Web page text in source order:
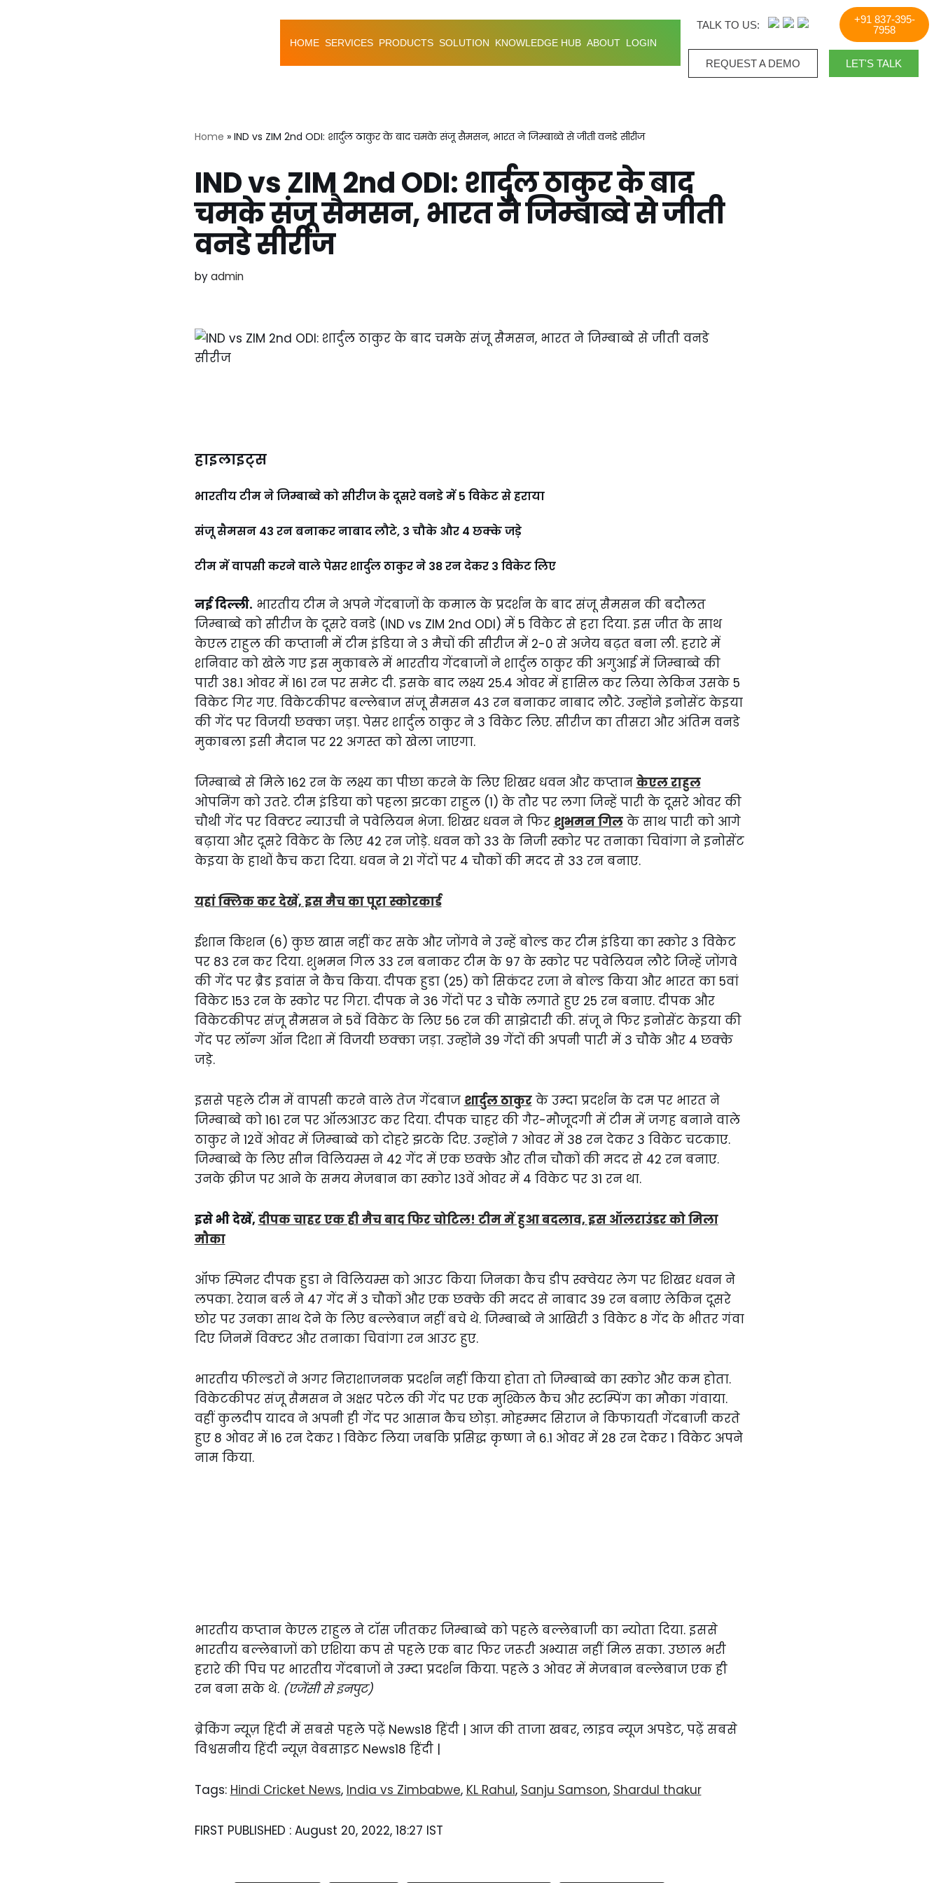
HOME SERVICES PRODUCTS SOLUTION KNOWLEDGE HUB ABOUT LOGIN
TALK TO US:
+91 837-395-
7958
REQUEST A DEMO​ LET'S TALK
Home » IND vs ZIM 2nd ODI: शार्दुल ठाकुर के बाद चमके संजू सैमसन, भारत ने जिम्बाब्वे से जीती वनडे सीरीज
IND vs ZIM 2nd ODI: शार्दुल ठाकुर के बाद
चमके संजू सैमसन, भारत ने जिम्बाब्वे से जीती
वनडे सीरीज
byadmin
हाइलाइट्स
भारतीय टीम ने जिम्बाब्वे को सीरीज के दूसरे वनडे में 5 विकेट से हराया
संजू सैमसन 43 रन बनाकर नाबाद लौटे, 3 चौके और 4 छक्के जड़े
टीम में वापसी करने वाले पेसर शार्दुल ठाकुर ने 38 रन देकर 3 विकेट लिए
नई दिल्ली. भारतीय टीम ने अपने गेंदबाजों के कमाल के प्रदर्शन के बाद संजू सैमसन की बदौलत
जिम्बाब्वे को सीरीज के दूसरे वनडे (IND vs ZIM 2nd ODI) में 5 विकेट से हरा दिया. इस जीत के साथ
केएल राहुल की कप्तानी में टीम इंडिया ने 3 मैचों की सीरीज में 2-0 से अजेय बढ़त बना ली. हरारे में
शनिवार को खेले गए इस मुकाबले में भारतीय गेंदबाजों ने शार्दुल ठाकुर की अगुआई में जिम्बाब्वे की
पारी 38.1 ओवर में 161 रन पर समेट दी. इसके बाद लक्ष्य 25.4 ओवर में हासिल कर लिया लेकिन उसके 5
विकेट गिर गए. विकेटकीपर बल्लेबाज संजू सैमसन 43 रन बनाकर नाबाद लौटे. उन्होंने इनोसेंट केइया
की गेंद पर विजयी छक्का जड़ा. पेसर शार्दुल ठाकुर ने 3 विकेट लिए. सीरीज का तीसरा और अंतिम वनडे
मुकाबला इसी मैदान पर 22 अगस्त को खेला जाएगा.
जिम्बाब्वे से मिले 162 रन के लक्ष्य का पीछा करने के लिए शिखर धवन और कप्तान केएल राहुल
ओपनिंग को उतरे. टीम इंडिया को पहला झटका राहुल (1) के तौर पर लगा जिन्हें पारी के दूसरे ओवर की
चौथी गेंद पर विक्टर न्याउची ने पवेलियन भेजा. शिखर धवन ने फिर शुभमन गिलके साथ पारी को आगे
बढ़ाया और दूसरे विकेट के लिए 42 रन जोड़े. धवन को 33 के निजी स्कोर पर तनाका चिवांगा ने इनोसेंट
केइया के हाथों कैच करा दिया. धवन ने 21 गेंदों पर 4 चौकों की मदद से 33 रन बनाए.
यहां क्लिक कर देखें, इस मैच का पूरा स्कोरकार्ड
ईशान किशन (6) कुछ खास नहीं कर सके और जोंगवे ने उन्हें बोल्ड कर टीम इंडिया का स्कोर 3 विकेट
पर 83 रन कर दिया. शुभमन गिल 33 रन बनाकर टीम के 97 के स्कोर पर पवेलियन लौटे जिन्हें जोंगवे
की गेंद पर ब्रैड इवांस ने कैच किया. दीपक हुडा (25) को सिकंदर रजा ने बोल्ड किया और भारत का 5वां
विकेट 153 रन के स्कोर पर गिरा. दीपक ने 36 गेंदों पर 3 चौके लगाते हुए 25 रन बनाए. दीपक और
विकेटकीपर संजू सैमसन ने 5वें विकेट के लिए 56 रन की साझेदारी की. संजू ने फिर इनोसेंट केइया की
गेंद पर लॉन्ग ऑन दिशा में विजयी छक्का जड़ा. उन्होंने 39 गेंदों की अपनी पारी में 3 चौके और 4 छक्के
जड़े.
इससे पहले टीम में वापसी करने वाले तेज गेंदबाज शार्दुल ठाकुरके उम्दा प्रदर्शन के दम पर भारत ने
जिम्बाब्वे को 161 रन पर ऑलआउट कर दिया. दीपक चाहर की गैर-मौजूदगी में टीम में जगह बनाने वाले
ठाकुर ने 12वें ओवर में जिम्बाब्वे को दोहरे झटके दिए. उन्होंने 7 ओवर में 38 रन देकर 3 विकेट चटकाए.
जिम्बाब्वे के लिए सीन विलियम्स ने 42 गेंद में एक छक्के और तीन चौकों की मदद से 42 रन बनाए.
उनके क्रीज पर आने के समय मेजबान का स्कोर 13वें ओवर में 4 विकेट पर 31 रन था.
इसे भी देखें, दीपक चाहर एक ही मैच बाद फिर चोटिल! टीम में हुआ बदलाव, इस ऑलराउंडर को मिला
मौका
ऑफ स्पिनर दीपक हुडा ने विलियम्स को आउट किया जिनका कैच डीप स्क्वेयर लेग पर शिखर धवन ने
लपका. रेयान बर्ल ने 47 गेंद में 3 चौकों और एक छक्के की मदद से नाबाद 39 रन बनाए लेकिन दूसरे
छोर पर उनका साथ देने के लिए बल्लेबाज नहीं बचे थे. जिम्बाब्वे ने आखिरी 3 विकेट 8 गेंद के भीतर गंवा
दिए जिनमें विक्टर और तनाका चिवांगा रन आउट हुए.
भारतीय फील्डरों ने अगर निराशाजनक प्रदर्शन नहीं किया होता तो जिम्बाब्वे का स्कोर और कम होता.
विकेटकीपर संजू सैमसन ने अक्षर पटेल की गेंद पर एक मुश्किल कैच और स्टम्पिंग का मौका गंवाया.
वहीं कुलदीप यादव ने अपनी ही गेंद पर आसान कैच छोड़ा. मोहम्मद सिराज ने किफायती गेंदबाजी करते
हुए 8 ओवर में 16 रन देकर 1 विकेट लिया जबकि प्रसिद्ध कृष्णा ने 6.1 ओवर में 28 रन देकर 1 विकेट अपने
नाम किया.
भारतीय कप्तान केएल राहुल ने टॉस जीतकर जिम्बाब्वे को पहले बल्लेबाजी का न्योता दिया. इससे
भारतीय बल्लेबाजों को एशिया कप से पहले एक बार फिर जरूरी अभ्यास नहीं मिल सका. उछाल भरी
हरारे की पिच पर भारतीय गेंदबाजों ने उम्दा प्रदर्शन किया. पहले 3 ओवर में मेजबान बल्लेबाज एक ही
रन बना सके थे. (एजेंसी से इनपुट)
ब्रेकिंग न्यूज़ हिंदी में सबसे पहले पढ़ें News18 हिंदी | आज की ताजा खबर, लाइव न्यूज अपडेट, पढ़ें सबसे
विश्वसनीय हिंदी न्यूज़ वेबसाइट News18 हिंदी |
Tags: Hindi Cricket News, India vs Zimbabwe, KL Rahul, Sanju Samson, Shardul thakur
FIRST PUBLISHED : August 20, 2022, 18:27 IST